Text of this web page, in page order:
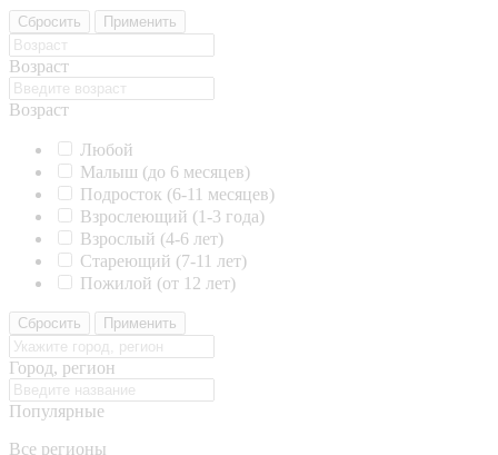
Сбросить Применить
Возраст
Возраст
Любой
Малыш (до 6 месяцев)
Подросток (6-11 месяцев)
Взрослеющий (1-3 года)
Взрослый (4-6 лет)
Стареющий (7-11 лет)
Пожилой (от 12 лет)
Сбросить Применить
Город, регион
Популярные
Все регионы